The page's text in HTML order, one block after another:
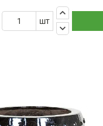
шт
keyboard_arrow_up
keyboard_arrow_down